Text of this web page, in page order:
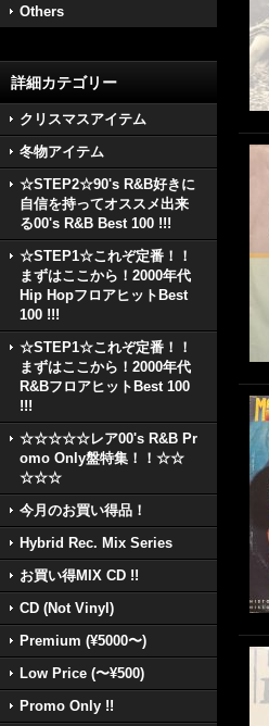
Others
詳細カテゴリー
クリスマスアイテム
冬物アイテム
☆STEP2☆90's R&B好きに
自信を持ってオススメ出来
る00's R&B Best 100 !!!
☆STEP1☆これぞ定番！！
まずはここから！2000年代
Hip HopフロアヒットBest
100 !!!
☆STEP1☆これぞ定番！！
まずはここから！2000年代
R&BフロアヒットBest 100
!!!
☆☆☆☆☆レア00's R&B Pr
omo Only盤特集！！☆☆
☆☆☆
今月のお買い得品！
Hybrid Rec. Mix Series
お買い得MIX CD !!
CD (Not Vinyl)
Premium (¥5000〜)
Low Price (〜¥500)
Promo Only !!